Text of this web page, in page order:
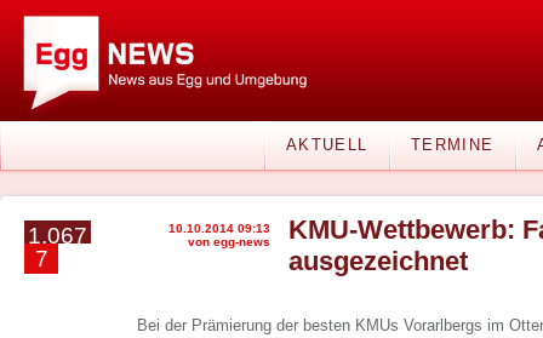
AKTUELL TERMINE
1.067
7
10.10.2014 09:13
von egg-news
KMU-Wettbewerb:
ausgezeichnet
Bei der Prämierung der besten KMUs Vorarlbergs im